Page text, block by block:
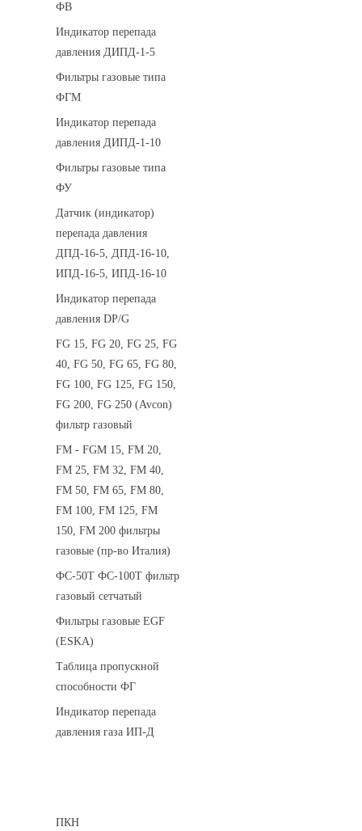
ФВ
Индикатор перепада
давления ДИПД-1-5
Фильтры газовые типа
ФГМ
Индикатор перепада
давления ДИПД-1-10
Фильтры газовые типа
ФУ
Датчик (индикатор)
перепада давления
ДПД-16-5, ДПД-16-10,
ИПД-16-5, ИПД-16-10
Индикатор перепада
давления DP/G
FG 15, FG 20, FG 25, FG
40, FG 50, FG 65, FG 80,
FG 100, FG 125, FG 150,
FG 200, FG 250 (Avcon)
фильтр газовый
FM - FGM 15, FM 20,
FM 25, FM 32, FM 40,
FM 50, FM 65, FM 80,
FM 100, FM 125, FM
150, FM 200 фильтры
газовые (пр-во Италия)
ФС-50Т ФС-100Т фильтр
газовый сетчатый
Фильтры газовые EGF
(ESKA)
Таблица пропускной
способности ФГ
Индикатор перепада
давления газа ИП-Д
ПКН